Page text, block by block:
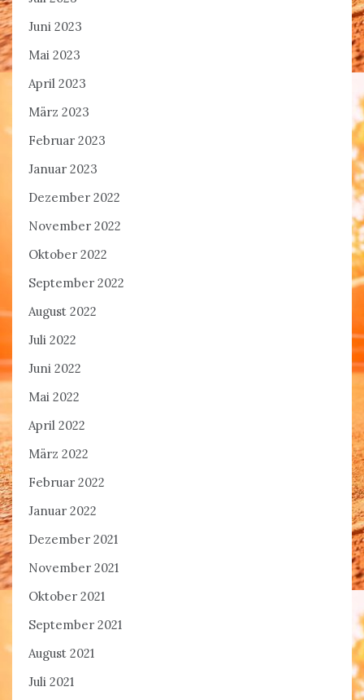
Juni 2023
Mai 2023
April 2023
März 2023
Februar 2023
Januar 2023
Dezember 2022
November 2022
Oktober 2022
September 2022
August 2022
Juli 2022
Juni 2022
Mai 2022
April 2022
März 2022
Februar 2022
Januar 2022
Dezember 2021
November 2021
Oktober 2021
September 2021
August 2021
Juli 2021